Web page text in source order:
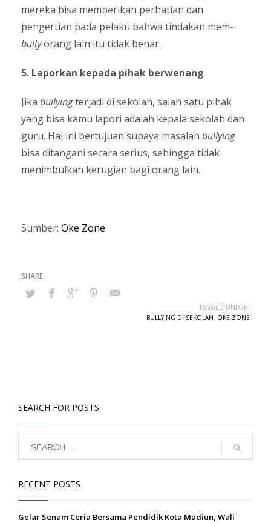
mereka bisa memberikan perhatian dan
pengertian pada pelaku bahwa tindakan mem-
bullyorang lain itu tidak benar.
5. Laporkan kepada pihak berwenang
Jika bullyingterjadi di sekolah, salah satu pihak
yang bisa kamu lapori adalah kepala sekolah dan
guru. Hal ini bertujuan supaya masalah bullying
bisa ditangani secara serius, sehingga tidak
menimbulkan kerugian bagi orang lain.
Sumber: Oke Zone
TAGGED UNDER:
BULLYING DI SEKOLAH, OKE ZONE
SEARCH FOR POSTS
RECENT POSTS
Gelar Senam Ceria Bersama Pendidik Kota Madiun, Wali